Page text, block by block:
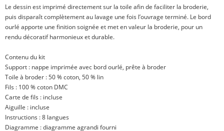
Le dessin est imprimé directement sur la toile afin de faciliter la broderie,
puis disparaît complètement au lavage une fois l’ouvrage terminé. Le bord
ourlé apporte une finition soignée et met en valeur la broderie, pour un
rendu décoratif harmonieux et durable.
Contenu du kit
Support : nappe imprimée avec bord ourlé, prête à broder
Toile à broder : 50 % coton, 50 % lin
Fils : 100 % coton DMC
Carte de fils : incluse
Aiguille : incluse
Instructions : 8 langues
Diagramme : diagramme agrandi fourni